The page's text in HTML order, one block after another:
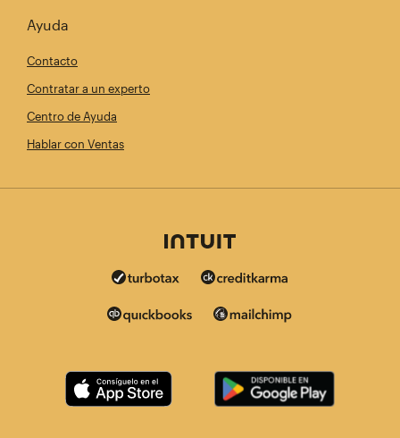
Ayuda
Contacto
Contratar a un experto
Centro de Ayuda
Hablar con Ventas